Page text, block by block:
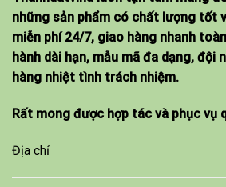
những sản phẩm có chất lượng tốt
miễn phí 24/7, giao hàng nhanh
hành dài hạn, mẫu mã đa dạng, đội
hàng nhiệt tình trách nhiệm.
Rất mong được hợp tác và phục vụ
Địa chỉ